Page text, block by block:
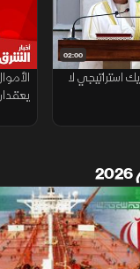
02:00
استراتيجي لا